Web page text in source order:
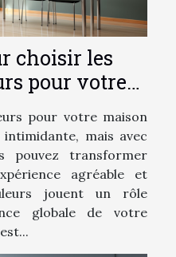
choisir les
pour votre
pour votre maison
mais avec
pouvez transformer
agréable et
jouent un rôle
globale de votre